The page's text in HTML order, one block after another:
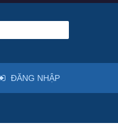
ĐĂNG NHẬP